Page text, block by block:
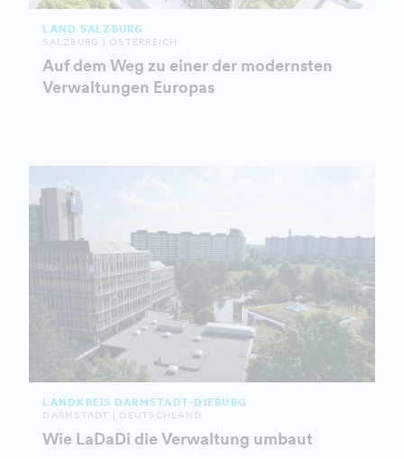
LAND SALZBURG
SALZBURG | ÖSTERREICH
Auf dem Weg zu einer der modernsten
Verwaltungen Europas
LANDKREIS DARMSTADT-DIEBURG
DARMSTADT | DEUTSCHLAND
Wie LaDaDi die Verwaltung umbaut